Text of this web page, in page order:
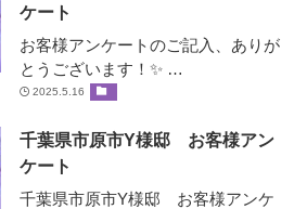
ケート
お客様アンケートのご記入、ありが
とうございます！✨ …
2025.5.16
千葉県市原市Y様邸 お客様アン
ケート
千葉県市原市Y様邸 お客様アンケ